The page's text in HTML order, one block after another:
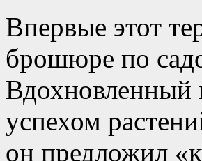
Впервые этот
брошюре по
Вдохновленный
успехом
он предложил